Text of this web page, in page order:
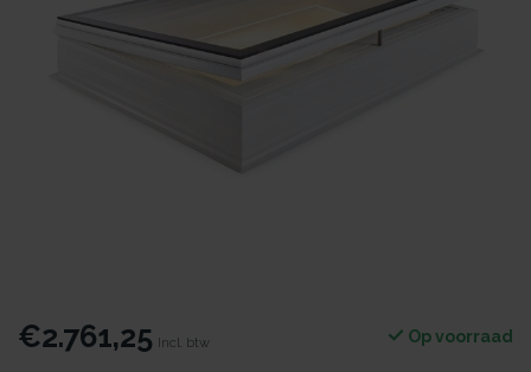
€2.761,25 Incl. btw Op voorraad